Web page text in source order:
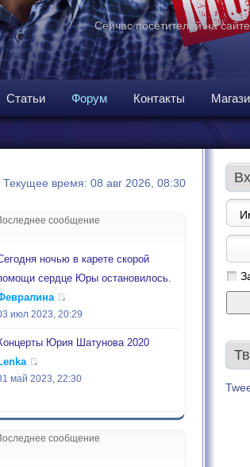
Сейчас посетителей на
Статьи Форум Контакты
Текущее время: 08 авг 2026, 08:30
сообщение
ночью в карете скорой
сердце Юры остановилось.
июл 2023, 20:29
Юрия Шатунова 2020
май 2023, 22:30
сообщение